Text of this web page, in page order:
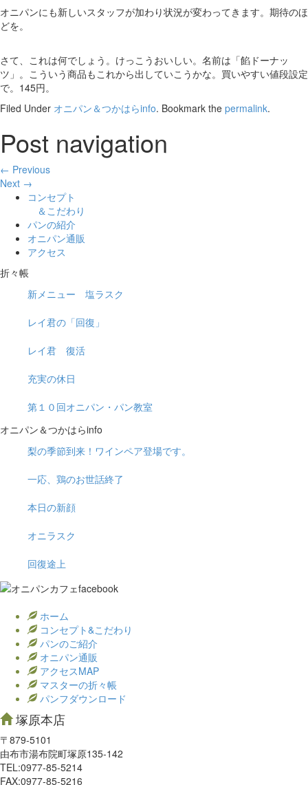
オニパンにも新しいスタッフが加わり状況が変わってきます。期待のほ
どを。
さて、これは何でしょう。けっこうおいしい。名前は「餡ドーナッ
ツ」。こういう商品もこれから出していこうかな。買いやすい値段設定
で。145円。
Filed Under オニパン＆つかはらinfo. Bookmark the permalink.
Post navigation
← Previous
Next →
コンセプト
＆こだわり
パンの紹介
オニパン通販
アクセス
折々帳
新メニュー 塩ラスク
レイ君の「回復」
レイ君 復活
充実の休日
第１０回オニパン・パン教室
オニパン＆つかはらinfo
梨の季節到来！ワインペア登場です。
一応、鶏のお世話終了
本日の新顔
オニラスク
回復途上
ホーム
コンセプト&こだわり
パンのご紹介
オニパン通販
アクセスMAP
マスターの折々帳
パンフダウンロード
塚原本店
〒879-5101
由布市湯布院町塚原135-142
TEL:0977‐85-5214
FAX:0977‐85-5216